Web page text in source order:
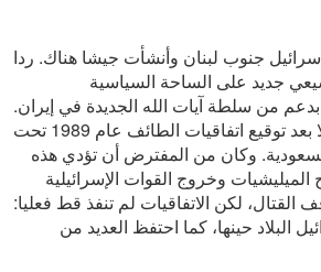
احتلت إسرائيل جنوب لبنان وأنشأت جيشا هناك. ردا
جديد على الساحة السياسية
من سلطة آيات الله الجديدة في إيران.
لم تنته الحرب الأهلية إلا بعد توقيع اتفاقيات الطائف عام 1989 تحت
وكان من المفترض أن تؤدي هذه
الميليشيات وخروج القوات الإسرائيلية
القتال، لكن الاتفاقيات لم تنفذ قط فعليا:
البلاد حينها، كما احتفظ العديد من